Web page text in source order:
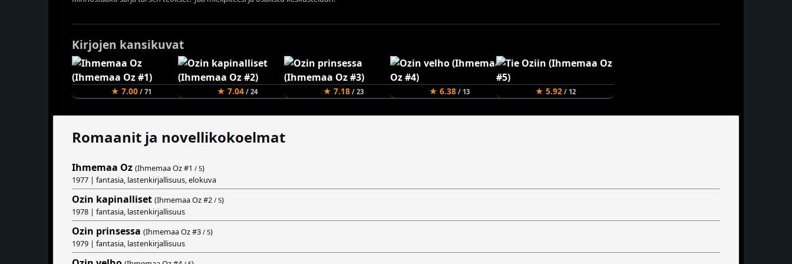
Kirjojen kansikuvat
★ 7.00/ 71 ★ 7.04/ 24 ★ 7.18/ 23 ★ 6.38/ 13 ★ 5.92/ 12
Romaanit ja novellikokoelmat
Ihmemaa Oz (Ihmemaa Oz #1 / 5)
1977 | fantasia, lastenkirjallisuus, elokuva
Ozin kapinalliset (Ihmemaa Oz #2 / 5)
1978 | fantasia, lastenkirjallisuus
Ozin prinsessa (Ihmemaa Oz #3 / 5)
1979 | fantasia, lastenkirjallisuus